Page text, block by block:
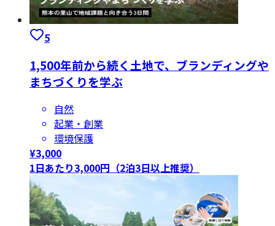
5
1,500年前から続く土地で、ブランディングや
まちづくりを学ぶ
自然
起業・創業
環境保護
¥3,000
1日あたり3,000円（2泊3日以上推奨）